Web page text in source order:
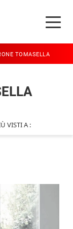
TOMASELLA
VISTI A :